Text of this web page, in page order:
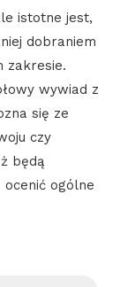
istotne jest,
dobraniem
zakresie.
wywiad z
się ze
czy
będą
ogólne